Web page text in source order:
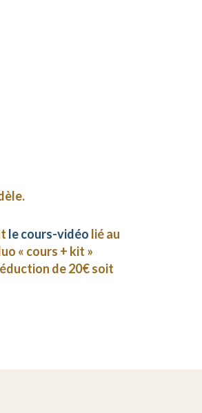
le cours-vidéo lié au
« cours + kit »
de 20€ soit